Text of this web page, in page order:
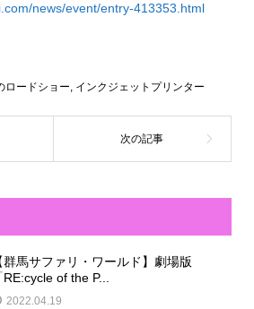
news/event/entry-413353.html
ロードショー, インクジェットプリンター
群馬サファリ・ワールド】劇場版
RE:cycle of the P...
2022.04.19